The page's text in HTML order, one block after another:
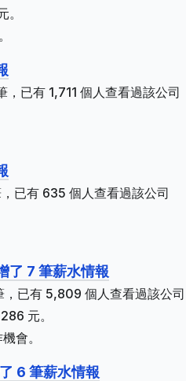
已有 1,711 個人查看過該公司
已有 635 個人查看過該公司
了 7 筆薪水情報
，已有 5,809 個人查看過該公司
元。
會。
6 筆薪水情報